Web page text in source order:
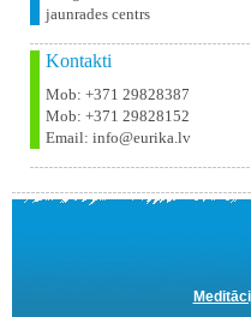
jaunrades centrs
Kontakti
Mob: +371 29828387
Mob: +371 29828152
Email: info@eurika.lv